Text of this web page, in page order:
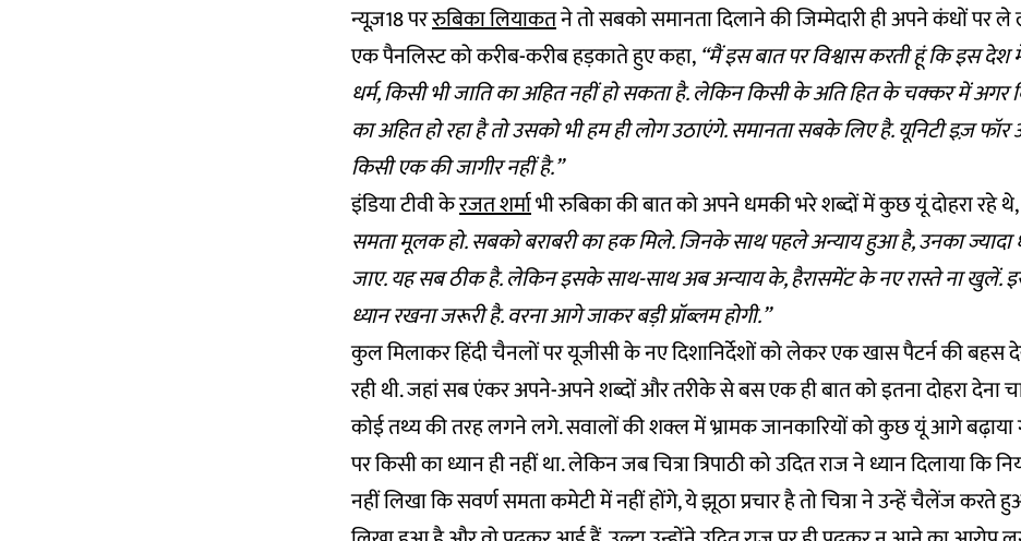
न्यूज़18 पररुबिका लियाकतने तो सबको समानता दिलाने की जिम्मेदारी ही अपने कंधों पर ले
एक पैनलिस्ट को करीब-करीब हड़काते हुए कहा,“मैं इस बात पर विश्वास करती हूं कि इस देश
धर्म, किसी भी जाति का अहित नहीं हो सकता है. लेकिन किसी के अति हित के चक्कर में अगर
का अहित हो रहा है तो उसको भी हम ही लोग उठाएंगे. समानता सबके लिए है. यूनिटी इज़
किसी एक की जागीर नहीं है.”
इंडिया टीवी केरजत शर्माभी रुबिका की बात को अपने धमकी भरे शब्दों में कुछ यूं दोहरा रहे थे,
समता मूलक हो. सबको बराबरी का हक मिले. जिनके साथ पहले अन्याय हुआ है, उनका ज्यादा
जाए. यह सब ठीक है. लेकिन इसके साथ-साथ अब अन्याय के, हैरासमेंट के नए रास्ते ना खुलें.
ध्यान रखना जरूरी है. वरना आगे जाकर बड़ी प्रॉब्लम होगी.”
कुल मिलाकर हिंदी चैनलों पर यूजीसी के नए दिशानिर्देशों को लेकर एक खास पैटर्न की बहस
रही थी. जहां सब एंकर अपने-अपने शब्दों और तरीके से बस एक ही बात को इतना दोहरा देना
कोई तथ्य की तरह लगने लगे. सवालों की शक्ल में भ्रामक जानकारियों को कुछ यूं आगे बढ़ाया
पर किसी का ध्यान ही नहीं था. लेकिन जब चित्रा त्रिपाठी को उदित राज ने ध्यान दिलाया कि
नहीं लिखा कि सवर्ण समता कमेटी में नहीं होंगे, ये झूठा प्रचार है तो चित्रा ने उन्हें चैलेंज करते